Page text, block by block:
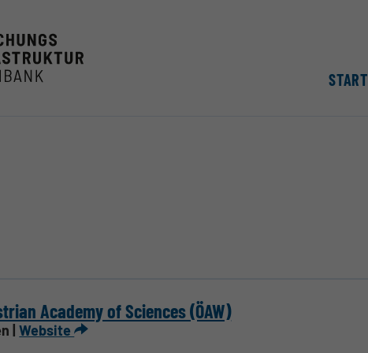
START
Academy of Sciences (ÖAW)
|Website